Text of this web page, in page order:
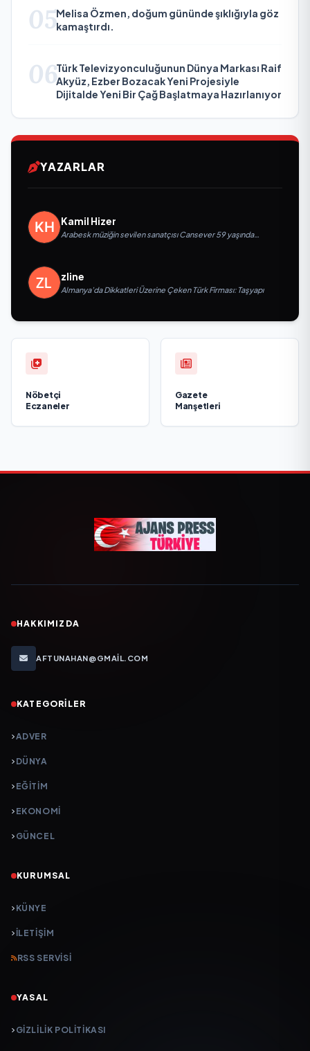
05Melisa Özmen, doğum gününde şıklığıyla göz
kamaştırdı.
06Türk Televizyonculuğunun Dünya Markası Raif
Akyüz, Ezber Bozacak Yeni Projesiyle
Dijitalde Yeni Bir Çağ Başlatmaya Hazırlanıyor
YAZARLAR
Kamil Hizer
Arabesk müziğin sevilen sanatçısı Cansever 59 yaşında
zline
Almanya’da Dikkatleri Üzerine Çeken Türk Firması: Taşyapı
Nöbetçi
Eczaneler
Gazete
Manşetleri
HAKKIMIZDA
AFTUNAHAN@GMAIL.COM
KATEGORILER
ADVER
DÜNYA
EĞİTİM
EKONOMİ
GÜNCEL
KURUMSAL
KÜNYE
İLETIŞIM
RSS SERVISI
YASAL
GIZLILIK POLITIKASI